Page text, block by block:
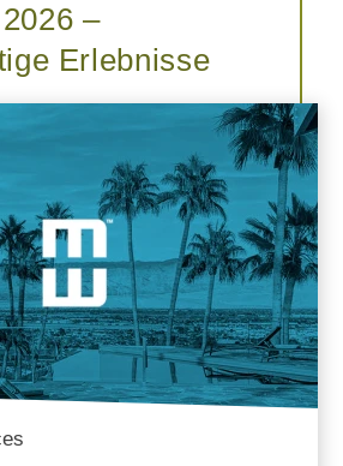
–
Erlebnisse